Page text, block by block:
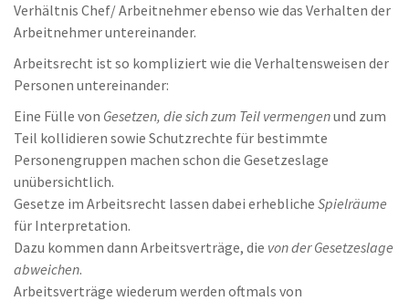
Verhältnis Chef/ Arbeitnehmer ebenso wie das Verhalten der
Arbeitnehmer untereinander.
Arbeitsrecht ist so kompliziert wie die Verhaltensweisen der
Personen untereinander:
Eine Fülle von Gesetzen, die sich zum Teil vermengenund zum
Teil kollidieren sowie Schutzrechte für bestimmte
Personengruppen machen schon die Gesetzeslage
unübersichtlich.
Gesetze im Arbeitsrecht lassen dabei erhebliche Spielräume
für Interpretation.
Dazu kommen dann Arbeitsverträge, die von der Gesetzeslage
abweichen.
Arbeitsverträge wiederum werden oftmals von